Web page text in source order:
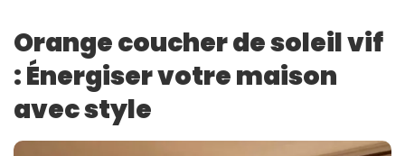
Orange coucher de soleil vif
: Énergiser votre maison
avec style